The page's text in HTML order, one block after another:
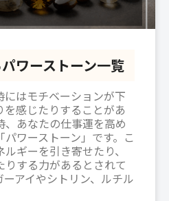
ワーストーン一覧
はモチベーションが下
感じたりすることがあ
、あなたの仕事運を高め
ワーストーン」です。こ
ギーを引き寄せたり、
する力があるとされて
アイやシトリン、ルチル